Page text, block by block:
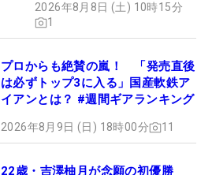
2026年8月8日 (土) 10時15分
1
プロからも絶賛の嵐！ 「発売直後
は必ずトップ3に入る」国産軟鉄ア
イアンとは？ #週間ギアランキング
2026年8月9日 (日) 18時00分 11
22歳・吉澤柚月が念願の初優勝